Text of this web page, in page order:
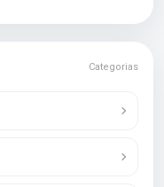
Categorias